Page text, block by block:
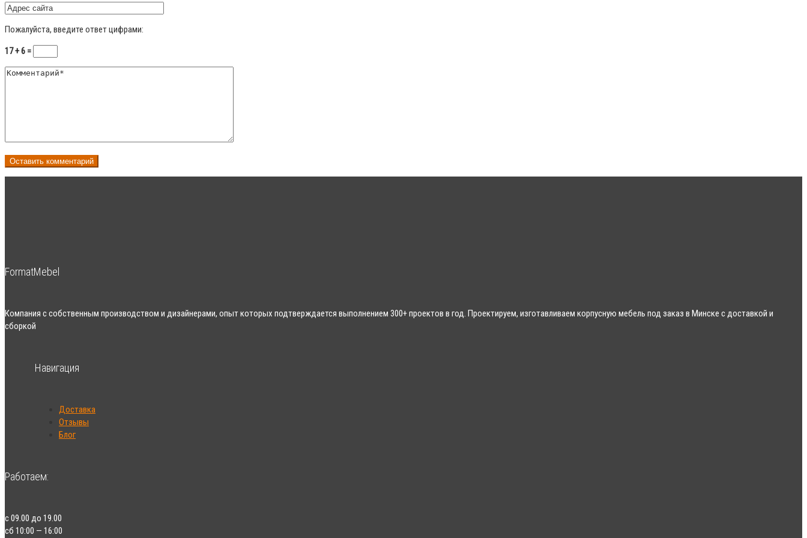
Пожалуйста, введите ответ цифрами:
17 + 6 =
FormatMebel
Компания с собственным производством и дизайнерами, опыт которых подтверждается выполнением 300+ проектов в год. Проектируем, изготавливаем корпусную мебель под заказ в Минске с доставкой и
сборкой
Навигация
Доставка
Отзывы
Блог
Работаем:
с 09.00 до 19.00
сб 10:00 — 16:00